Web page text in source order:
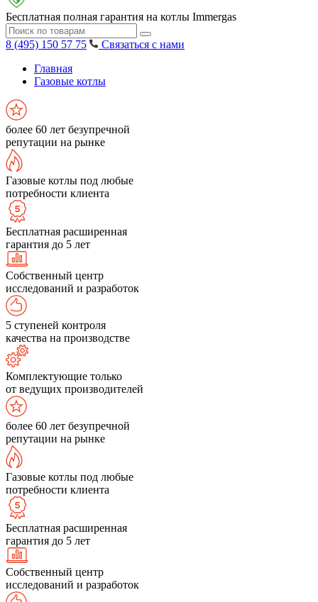
Бесплатная полная гарантия на котлы Immergas
8 (495) 150 57 75
Связаться с нами
Главная
Газовые котлы
более 60 лет безупречной
репутации на рынке
Газовые котлы под любые
потребности клиента
Бесплатная расширенная
гарантия до 5 лет
Собственный центр
исследований и разработок
5 ступеней контроля
качества на производстве
Комплектующие только
от ведущих производителей
более 60 лет безупречной
репутации на рынке
Газовые котлы под любые
потребности клиента
Бесплатная расширенная
гарантия до 5 лет
Собственный центр
исследований и разработок